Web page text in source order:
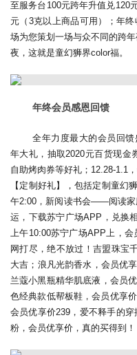
至服务台100元跨年升值兑120
元（3克以上商品可用）；年
场为您策划一场与众不同的跨
夜，这就是童幻狮界color福。
年终会员感恩回馈
全年力度最大的会员回
年大礼，抽取2020元百货现金
自助烤肉券等好礼；12.28-1.1
【定制好礼】，包括定制童幻
午2:00，新阅读书会——阅读家
运，下载苏宁广场APP，兑换
上午10:00苏宁广场APP上，
网打尽，绝不放过！吉盟珠宝
大吉；浪凡光韵香水，会员优
兰蔻小黑瓶精华肌底液，会员
色经典款低帮板鞋，会员优享
会员优享价239，爱不释手的
粉，会员优享价，真的买得到！